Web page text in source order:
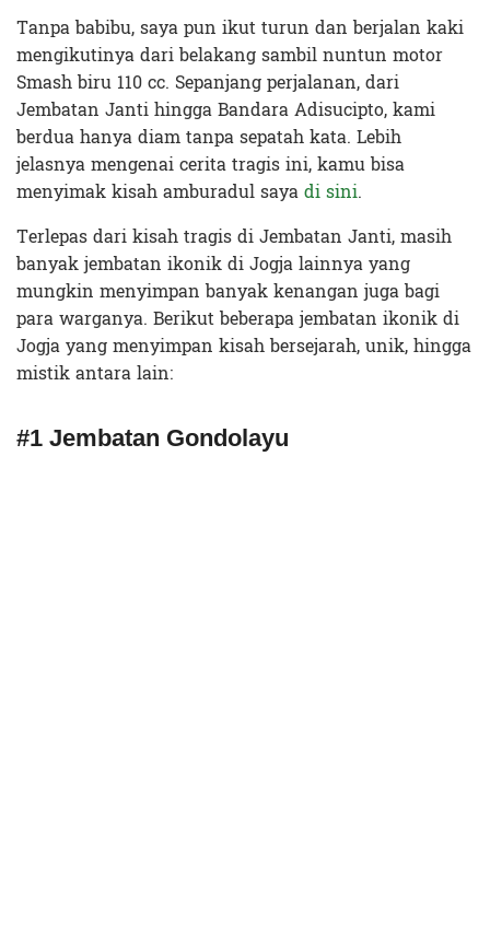
Tanpa babibu, saya pun ikut turun dan berjalan kaki
mengikutinya dari belakang sambil nuntun motor
Smash biru 110 cc. Sepanjang perjalanan, dari
Jembatan Janti hingga Bandara Adisucipto, kami
berdua hanya diam tanpa sepatah kata. Lebih
jelasnya mengenai cerita tragis ini, kamu bisa
menyimak kisah amburadul sayadi sini.
Terlepas dari kisah tragis di Jembatan Janti, masih
banyak jembatan ikonik di Jogja lainnya yang
mungkin menyimpan banyak kenangan juga bagi
para warganya. Berikut beberapa jembatan ikonik di
Jogja yang menyimpan kisah bersejarah, unik, hingga
mistik antara lain:
#1 Jembatan Gondolayu